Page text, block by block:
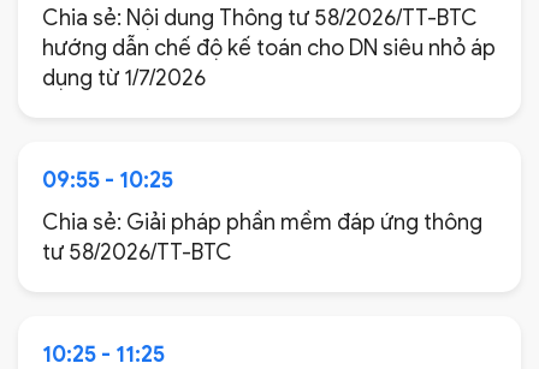
Chia sẻ: Nội dung Thông tư 58/2026/TT-BTC
hướng dẫn chế độ kế toán cho DN siêu nhỏ áp
dụng từ 1/7/2026
09:55 - 10:25
Chia sẻ: Giải pháp phần mềm đáp ứng thông
tư 58/2026/TT-BTC
10:25 - 11:25